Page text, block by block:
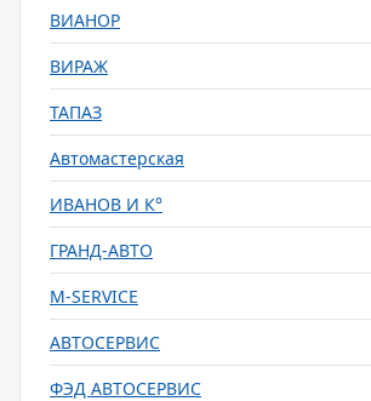
ВИАНОР
ВИРАЖ
ТАПАЗ
Автомастерская
ИВАНОВ И К°
ГРАНД-АВТО
M-SERVICE
АВТОСЕРВИС
ФЭД АВТОСЕРВИС